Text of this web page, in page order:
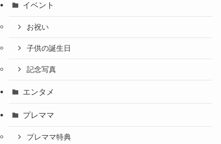
イベント
お祝い
子供の誕生日
記念写真
エンタメ
プレママ
プレママ特典